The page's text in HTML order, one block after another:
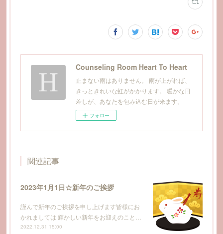
Counseling Room Heart To Heart
止まない雨はありません。 雨が上がれば、
きっときれいな虹がかかります。 暖かな日
差しが、あなたを包み込む日が来ます。
フォロー
関連記事
2023年1月1日☆新年のご挨拶
謹んで新年のご挨拶を申し上げます皆様にお
かれましては 輝かしい新年をお迎えのこと…
2022.12.31 15:00